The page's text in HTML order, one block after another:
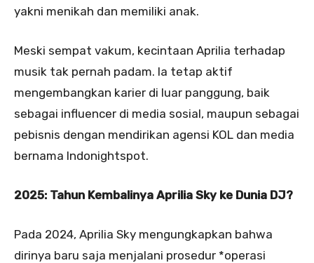
yakni menikah dan memiliki anak.
Meski sempat vakum, kecintaan Aprilia terhadap
musik tak pernah padam. Ia tetap aktif
mengembangkan karier di luar panggung, baik
sebagai influencer di media sosial, maupun sebagai
pebisnis dengan mendirikan agensi KOL dan media
bernama Indonightspot.
2025: Tahun Kembalinya Aprilia Sky ke Dunia DJ?
Pada 2024, Aprilia Sky mengungkapkan bahwa
dirinya baru saja menjalani prosedur *operasi